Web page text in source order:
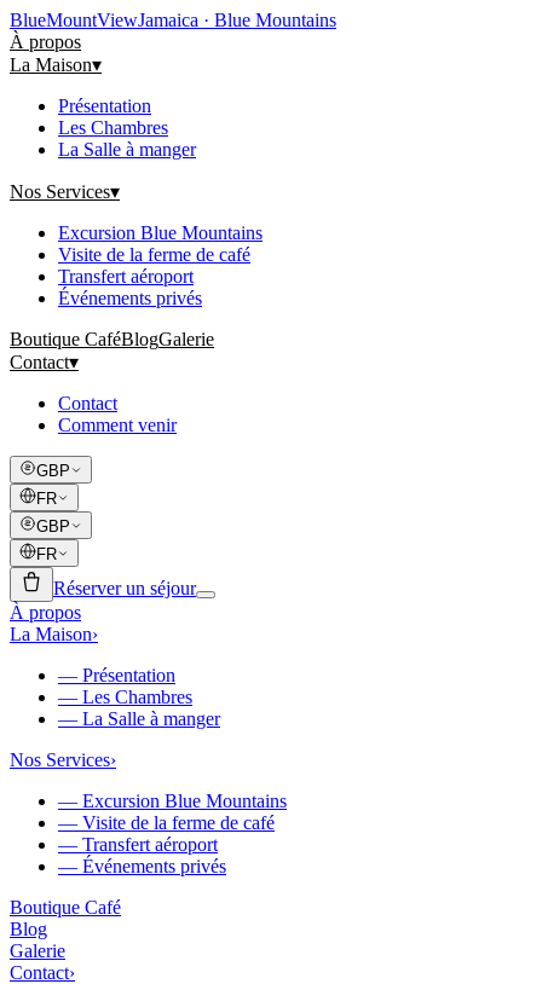
BlueMountViewJamaica · Blue Mountains
À propos
La Maison▾
Présentation
Les Chambres
La Salle à manger
Nos Services▾
Excursion Blue Mountains
Visite de la ferme de café
Transfert aéroport
Événements privés
Boutique CaféBlogGalerie
Contact▾
Contact
Comment venir
GBP
FR
GBP
FR
Réserver un séjour
À propos
La Maison›
— Présentation
— Les Chambres
— La Salle à manger
Nos Services›
— Excursion Blue Mountains
— Visite de la ferme de café
— Transfert aéroport
— Événements privés
Boutique Café
Blog
Galerie
Contact›